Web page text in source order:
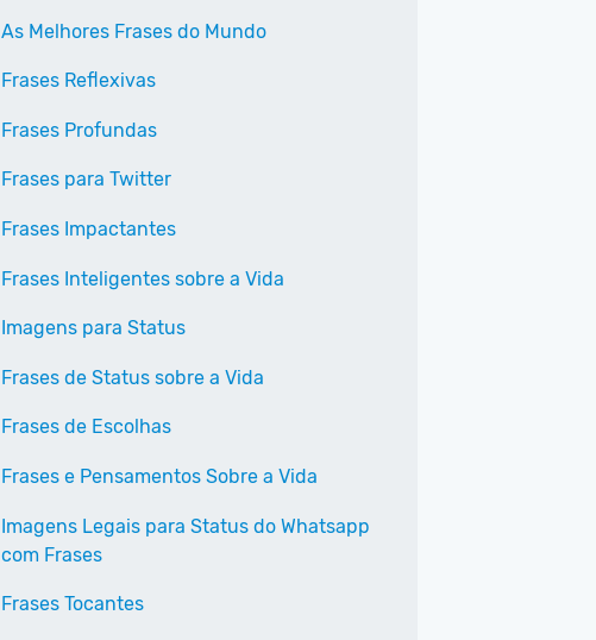
As Melhores Frases do Mundo
Frases Reflexivas
Frases Profundas
Frases para Twitter
Frases Impactantes
Frases Inteligentes sobre a Vida
Imagens para Status
Frases de Status sobre a Vida
Frases de Escolhas
Frases e Pensamentos Sobre a Vida
Imagens Legais para Status do Whatsapp
com Frases
Frases Tocantes